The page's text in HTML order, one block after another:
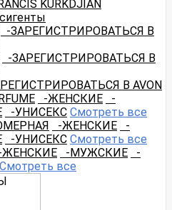
KURKDJIAN
-ЗАРЕГИСТРИРОВАТЬСЯ В
-ЗАРЕГИСТРИРОВАТЬСЯ В
В AVON
-ЖЕНСКИЕ
-
-УНИСЕКС Смотреть все
-ЖЕНСКИЕ
-
-УНИСЕКС Смотреть все
ЖЕНСКИЕ -МУЖСКИЕ
-
Смотреть все